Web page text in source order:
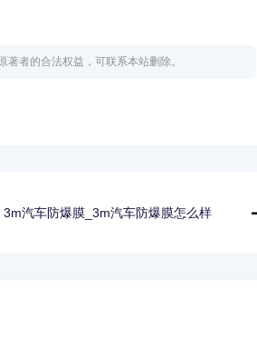
者的合法权益，可联系本站删除。
3m汽车防爆膜_3m汽车防爆膜怎么样